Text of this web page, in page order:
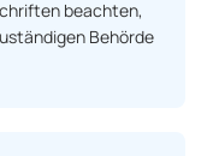
beachten,
Behörde